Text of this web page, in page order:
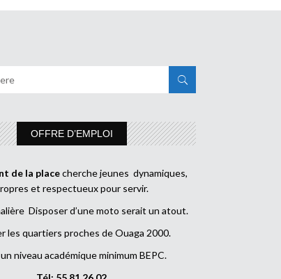
OFFRE D’EMPLOI
de la placecherche jeunes dynamiques,
et respectueux pour servir.
Disposer d’une moto serait un atout.
les quartiers proches de Ouaga 2000.
niveau académique minimum BEPC.